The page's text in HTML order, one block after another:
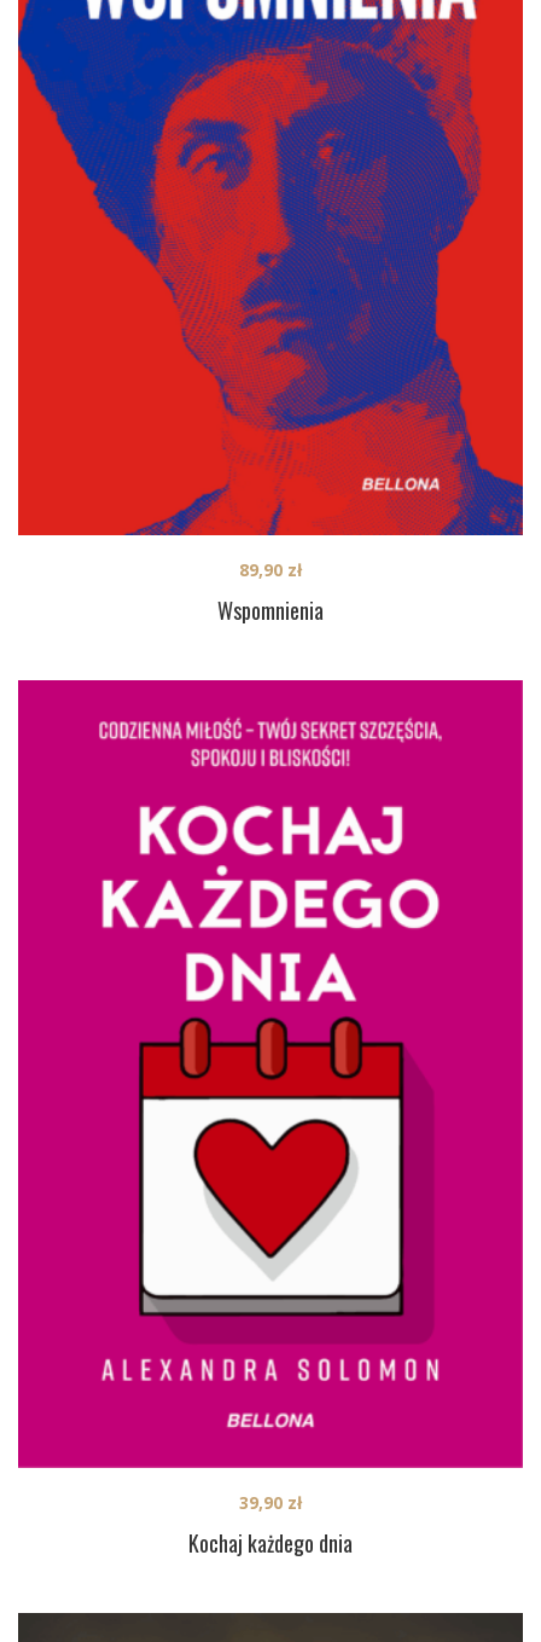
Wspomnienia
89,90 zł
Kochaj każdego dnia
39,90 zł